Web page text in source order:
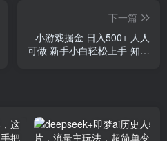
下一篇
小游戏掘金 日入500+ 人人
可做 新手小白轻松上手-知名